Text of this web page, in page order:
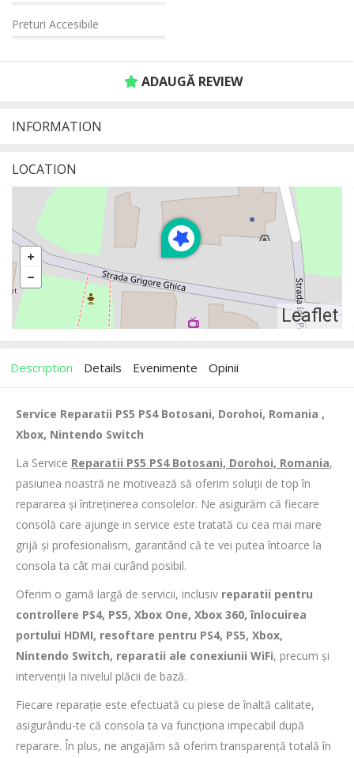
Preturi Accesibile
ADAUGĂ REVIEW
INFORMATION
LOCATION
Leaflet
Description Details Evenimente Opinii
Service Reparatii PS5 PS4 Botosani, Dorohoi, Romania ,
Xbox, Nintendo Switch
La Service Reparatii PS5 PS4 Botosani, Dorohoi, Romania,
pasiunea noastră ne motivează să oferim soluții de top în
repararea și întreținerea consolelor. Ne asigurăm că fiecare
consolă care ajunge in service este tratată cu cea mai mare
grijă și profesionalism, garantând că te vei putea întoarce la
consola ta cât mai curând posibil.
Oferim o gamă largă de servicii, inclusiv reparatii pentru
controllere PS4, PS5, Xbox One, Xbox 360, înlocuirea
portului HDMI, resoftare pentru PS4, PS5, Xbox,
Nintendo Switch, reparatii ale conexiunii WiFi, precum și
intervenții la nivelul plăcii de bază.
Fiecare reparație este efectuată cu piese de înaltă calitate,
asigurându-te că consola ta va funcționa impecabil după
reparare. În plus, ne angajăm să oferim transparență totală în